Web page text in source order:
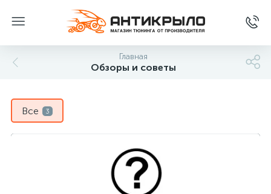
Главная
Обзоры и советы
Все 3